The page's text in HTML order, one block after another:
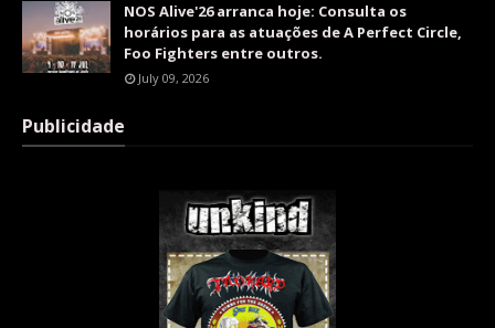
NOS Alive'26 arranca hoje: Consulta os
horários para as atuações de A Perfect Circle,
Foo Fighters entre outros.
July 09, 2026
Publicidade